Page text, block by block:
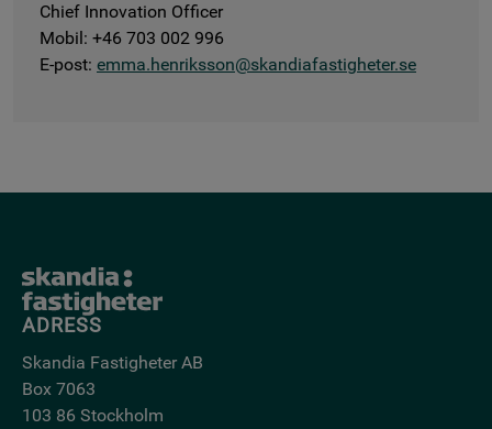
Chief Innovation Officer
Mobil: +46 703 002 996
E-post: emma.henriksson@skandiafastigheter.se
ADRESS
Skandia Fastigheter AB
Box 7063
103 86 Stockholm